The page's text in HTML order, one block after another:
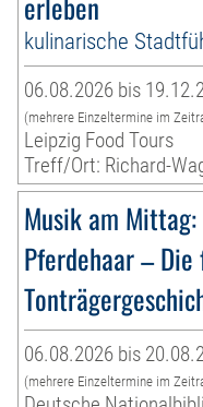
kulinarische
06.08.2026 bis
(mehrere Einzeltermine im
Leipzig Food Tours
Treff/Ort: Richard-
Musik am
Pferdehaar –
06.08.2026 bis
(mehrere Einzeltermine im